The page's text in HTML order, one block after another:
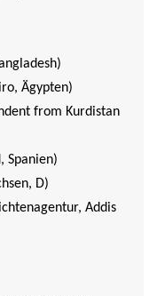
Ägypten)
from Kurdistan
Spanien)
D)
Addis